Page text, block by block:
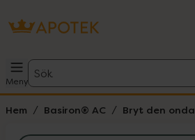
Meny
Sök
Hem Basiron® AC Bryt den